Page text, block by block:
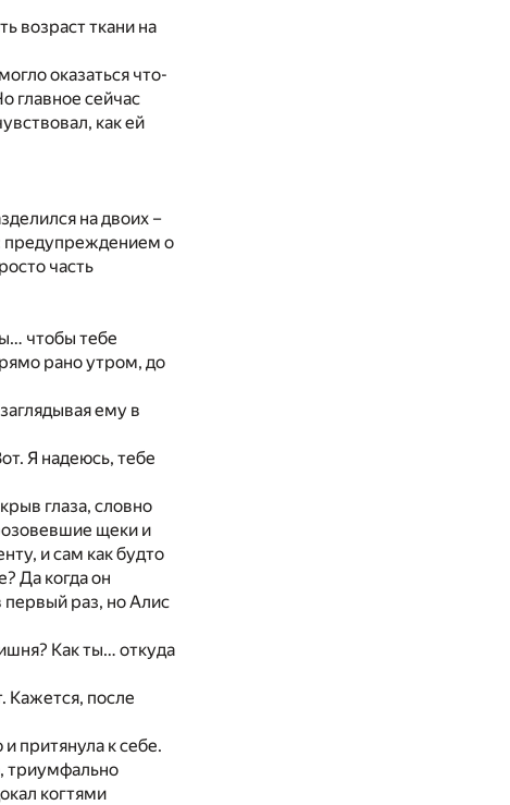
возраст ткани на
оказаться что-
главное сейчас
как ей
на двоих –
предупреждением о
часть
чтобы тебе
рано утром, до
ему в
Я надеюсь, тебе
глаза, словно
щеки и
и сам как будто
Да когда он
первый раз, но Алис
Как ты… откуда
Кажется, после
притянула к себе.
триумфально
когтями